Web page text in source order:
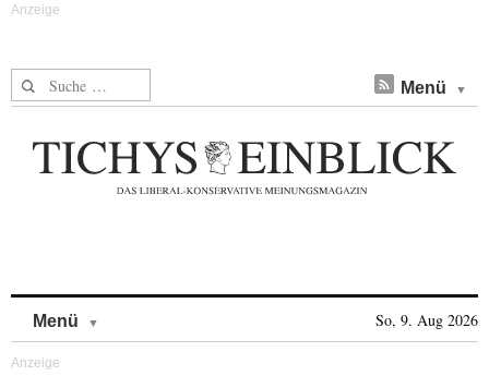
Suche nach: Menü
Menü So, 9. Aug 2026